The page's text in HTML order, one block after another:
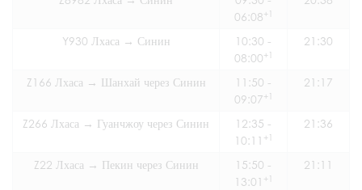
06:08+1
Y930 Лхаса → Синин
10:30 -
08:00+1
21:30
Z166 Лхаса → Шанхай через Синин
11:50 -
09:07+1
21:17
Z266 Лхаса → Гуанчжоу через Синин
12:35 -
10:11 +1
21:36
Z22 Лхаса → Пекин через Синин
15:50 -
13:01 +1
21:11